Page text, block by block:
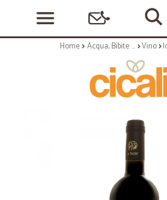
Home Acqua, Bibite e Alcolici Vino